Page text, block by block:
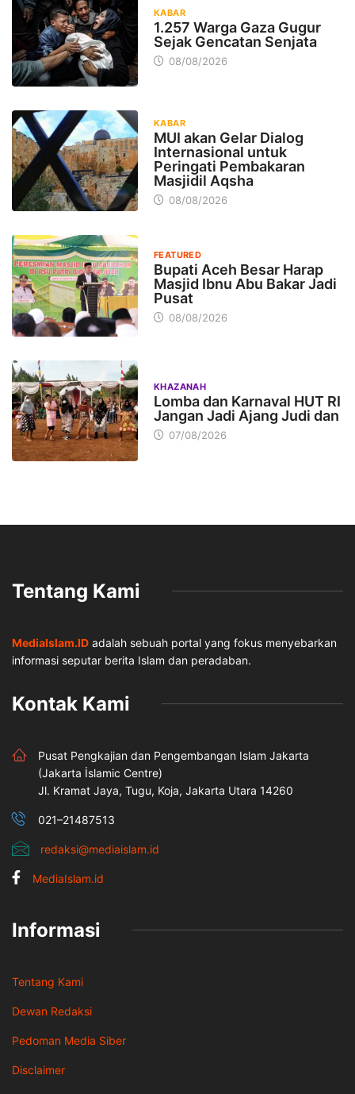
KABAR
1.257 Warga Gaza Gugur
Sejak Gencatan Senjata
08/08/2026
KABAR
MUI akan Gelar Dialog
Internasional untuk
Peringati Pembakaran
Masjidil Aqsha
08/08/2026
FEATURED
Bupati Aceh Besar Harap
Masjid Ibnu Abu Bakar Jadi
Pusat
08/08/2026
KHAZANAH
Lomba dan Karnaval HUT RI
Jangan Jadi Ajang Judi dan
07/08/2026
Tentang Kami
MediaIslam.ID adalah sebuah portal yang fokus menyebarkan
informasi seputar berita Islam dan peradaban.
Kontak Kami
Pusat Pengkajian dan Pengembangan Islam Jakarta
(Jakarta İslamic Centre)
Jl. Kramat Jaya, Tugu, Koja, Jakarta Utara 14260
021–21487513
redaksi@mediaislam.id
MediaIslam.id
Informasi
Tentang Kami
Dewan Redaksi
Pedoman Media Siber
Disclaimer